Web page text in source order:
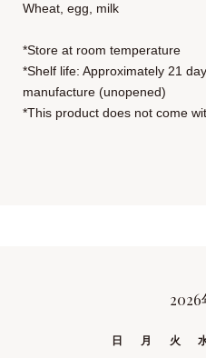
Wheat, egg, milk
*Store at room temperature
*Shelf life: Approximately 21
manufacture (unopened)
*This product does not come
2026
日 月 火